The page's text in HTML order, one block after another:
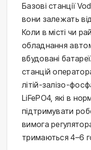
Базові станції
вони залежать
Коли в місті чи
обладнання
вбудовані
станцій
літій-залізо-
LiFePO4, які в
підтримувати
вимога
тримаються 4–6